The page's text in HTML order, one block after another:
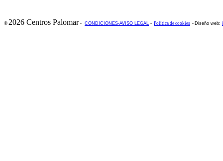
© 2026 Centros Palomar- CONDICIONES-AVISO LEGAL - Política de cookies - Diseño web: